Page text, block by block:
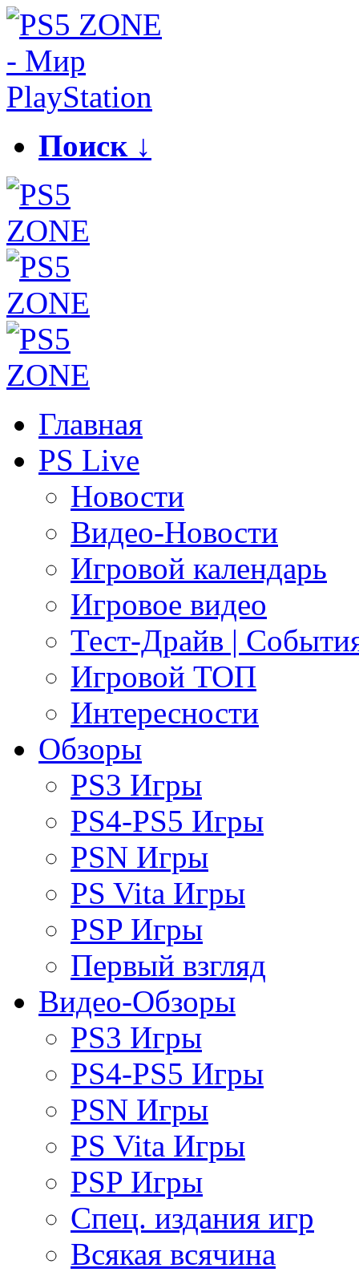
Поиск ↓
Главная
PS Live
Новости
Видео-Новости
Игровой календарь
Игровое видео
Тест-Драйв |
Игровой ТОП
Интересности
Обзоры
PS3 Игры
PS4-PS5 Игры
PSN Игры
PS Vita Игры
PSP Игры
Первый взгляд
Видео-Обзоры
PS3 Игры
PS4-PS5 Игры
PSN Игры
PS Vita Игры
PSP Игры
Спец. издания игр
Всякая всячина